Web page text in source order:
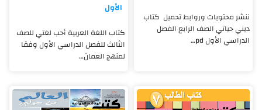
ننشر محتويات وروابط تحميل كتاب
ديني حياتي الصف الرابع الفصل
الدراسي الأول pd…
الأول
كتاب اللغة العربية أحب لغتي للصف
الثالث للفصل الدراسي الأول وفقا
لمنهج العمان…